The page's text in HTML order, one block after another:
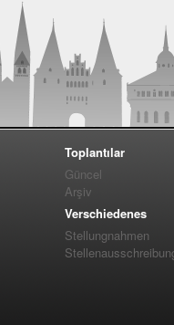
Toplantılar
Güncel
Arşiv
Verschiedenes
Stellungnahmen